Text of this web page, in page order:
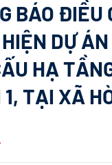
BÁO ĐIỀU
DỰ
HẠ
TẠI XÃ